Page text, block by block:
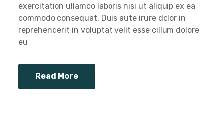
exercitation ullamco laboris nisi ut aliquip ex ea
commodo consequat. Duis aute irure dolor in
reprehenderit in voluptat velit esse cillum dolore
eu
Read More